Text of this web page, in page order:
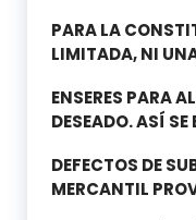
PARA LA
LIMITADA, NI
ENSERES PARA
DESEADO. ASÍ
DEFECTOS DE
MERCANTIL